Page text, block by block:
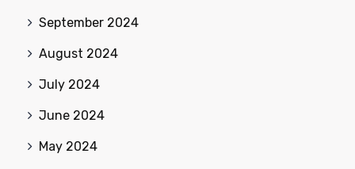
September 2024
August 2024
July 2024
June 2024
May 2024